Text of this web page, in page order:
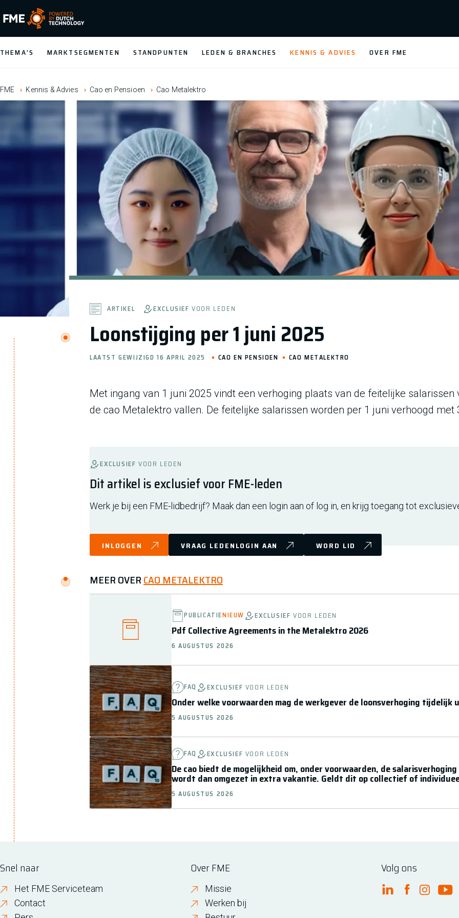
FME Logo, to the homepage
THEMA'S MARKTSEGMENTEN STANDPUNTEN LEDEN & BRANCHES KENNIS & ADVIES OVER FME
FME Kennis & Advies Cao en Pensioen Cao Metalektro
Loonstijging per 1 juni 2025
ARTIKEL EXCLUSIEFVOOR LEDEN
LAATST GEWIJZIGD 16 APRIL 2025 CAO EN PENSIOEN CAO METALEKTRO
Met ingang van 1 juni 2025 vindt een verhoging plaats van de feitelijke
de cao Metalektro vallen. De feitelijke salarissen worden per 1 juni verhoogd met
EXCLUSIEF VOOR LEDEN
Dit artikel is exclusief voor FME-leden
Werk je bij een FME-lidbedrijf? Maak dan een login aan of log in, en krijg toegang tot
INLOGGEN VRAAG LEDENLOGIN AAN WORD LID
MEER OVERCAO METALEKTRO
PUBLICATIENIEUW EXCLUSIEF VOOR LEDEN
Pdf Collective Agreements in the Metalektro 2026
6 AUGUSTUS 2026
FAQ EXCLUSIEF VOOR LEDEN
Onder welke voorwaarden mag de werkgever de loonsverhoging
5 AUGUSTUS 2026
FAQ EXCLUSIEF VOOR LEDEN
De cao biedt de mogelijkheid om, onder voorwaarden, de
wordt dan omgezet in extra vakantie. Geldt dit op collectief of
5 AUGUSTUS 2026
Snel naar
Het FME Serviceteam
Contact
Over FME
Missie
Werken bij
Volg ons
FME Linkedin
FMEFME